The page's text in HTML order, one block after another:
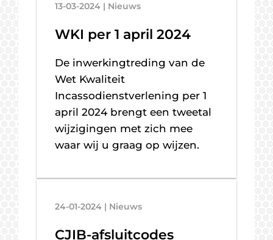
13-03-2024 | Nieuws
WKI per 1 april 2024
De inwerkingtreding van de
Wet Kwaliteit
Incassodienstverlening per 1
april 2024 brengt een tweetal
wijzigingen met zich mee
waar wij u graag op wijzen.
24-01-2024 | Nieuws
CJIB-afsluitcodes